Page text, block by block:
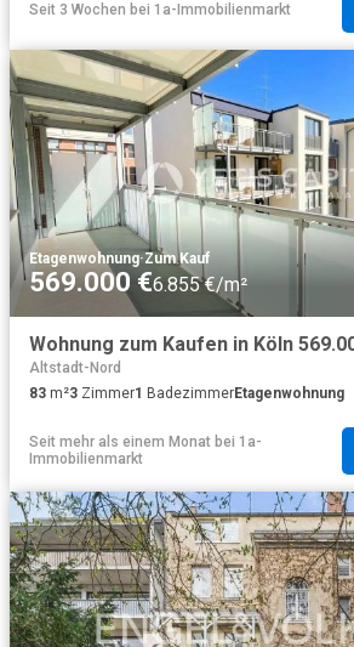
Seit 3 Wochen bei 1a-Immobilienmarkt
Etagenwohnung·Zum Kauf
569.000 €6.855 €/m²
Altstadt-Nord
83 m²3 Zimmer1 BadezimmerEtagenwohnung
Seit mehr als einem Monat bei 1a-
Immobilienmarkt